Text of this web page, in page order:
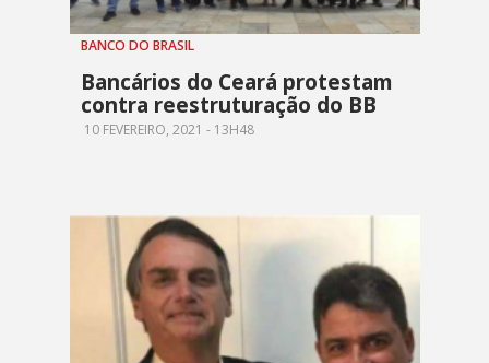
BANCO DO BRASIL
Bancários do Ceará protestam
contra reestruturação do BB
10 FEVEREIRO, 2021 - 13H48